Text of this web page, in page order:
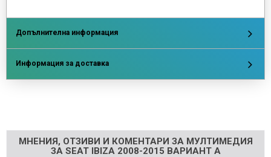
Допълнителна информация
Информация за доставка
МНЕНИЯ, ОТЗИВИ И КОМЕНТАРИ ЗА МУЛТИМЕДИЯ
ЗА SEAT IBIZA 2008-2015 ВАРИАНТ A